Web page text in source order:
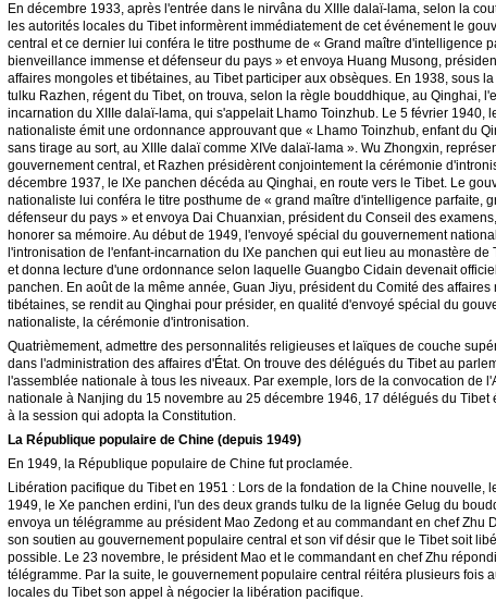
En décembre 1933, après l'entrée dans le nirvâna du XIIIe dalaï-lama, selon la
les autorités locales du Tibet informèrent immédiatement de cet événement le
central et ce dernier lui conféra le titre posthume de « Grand maître d'intelligence
bienveillance immense et défenseur du pays » et envoya Huang Musong,
affaires mongoles et tibétaines, au Tibet participer aux obsèques. En 1938, sous
tulku Razhen, régent du Tibet, on trouva, selon la règle bouddhique, au Qinghai,
incarnation du XIIIe dalaï-lama, qui s'appelait Lhamo Toinzhub. Le 5 février 1940,
nationaliste émit une ordonnance approuvant que « Lhamo Toinzhub, enfant du
sans tirage au sort, au XIIIe dalaï comme XIVe dalaï-lama ». Wu Zhongxin,
gouvernement central, et Razhen présidèrent conjointement la cérémonie
décembre 1937, le IXe panchen décéda au Qinghai, en route vers le Tibet. Le
nationaliste lui conféra le titre posthume de « grand maître d'intelligence parfaite,
défenseur du pays » et envoya Dai Chuanxian, président du Conseil des
honorer sa mémoire. Au début de 1949, l'envoyé spécial du gouvernement
l'intronisation de l'enfant-incarnation du IXe panchen qui eut lieu au monastère de
et donna lecture d'une ordonnance selon laquelle Guangbo Cidain devenait
panchen. En août de la même année, Guan Jiyu, président du Comité des affaires
tibétaines, se rendit au Qinghai pour présider, en qualité d'envoyé spécial du
nationaliste, la cérémonie d'intronisation.
Quatrièmement, admettre des personnalités religieuses et laïques de couche
dans l'administration des affaires d'État. On trouve des délégués du Tibet au
l'assemblée nationale à tous les niveaux. Par exemple, lors de la convocation de
nationale à Nanjing du 15 novembre au 25 décembre 1946, 17 délégués du Tibet
à la session qui adopta la Constitution.
La République populaire de Chine (depuis 1949)
En 1949, la République populaire de Chine fut proclamée.
Libération pacifique du Tibet en 1951 : Lors de la fondation de la Chine nouvelle,
1949, le Xe panchen erdini, l'un des deux grands tulku de la lignée Gelug du
envoya un télégramme au président Mao Zedong et au commandant en chef Zhu
son soutien au gouvernement populaire central et son vif désir que le Tibet soit
possible. Le 23 novembre, le président Mao et le commandant en chef Zhu
télégramme. Par la suite, le gouvernement populaire central réitéra plusieurs fois
locales du Tibet son appel à négocier la libération pacifique.